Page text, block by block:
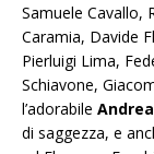
Samuele Cavallo,
Caramia, Davide
Pierluigi Lima,
Schiavone,
l’adorabile
di saggezza, e